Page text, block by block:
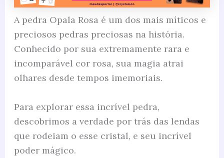
A pedra Opala Rosa é um dos mais míticos e
preciosos pedras preciosas na história.
Conhecido por sua extremamente rara e
incomparável cor rosa, sua magia atrai
olhares desde tempos imemoriais.
Para explorar essa incrível pedra,
descobrimos a verdade por trás das lendas
que rodeiam o esse cristal, e seu incrível
poder mágico.